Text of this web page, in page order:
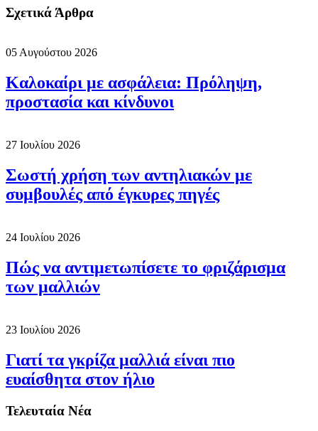
Σχετικά Άρθρα
05 Αυγούστου 2026
Καλοκαίρι με ασφάλεια: Πρόληψη,
προστασία και κίνδυνοι
27 Ιουλίου 2026
Σωστή χρήση των αντηλιακών με
συμβουλές από έγκυρες πηγές
24 Ιουλίου 2026
Πώς να αντιμετωπίσετε το φριζάρισμα
των μαλλιών
23 Ιουλίου 2026
Γιατί τα γκρίζα μαλλιά είναι πιο
ευαίσθητα στον ήλιο
Τελευταία Νέα